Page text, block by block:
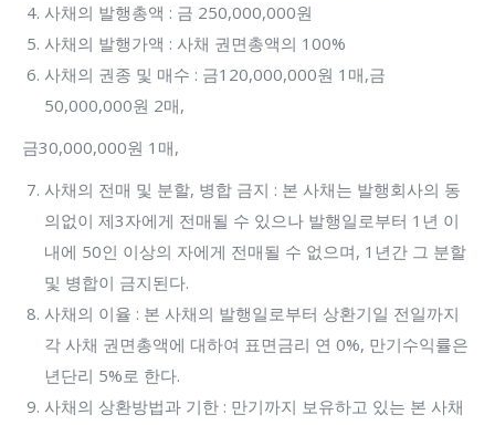
사채의 발행총액 : 금 250,000,000원
사채의 발행가액 : 사채 권면총액의 100%
사채의 권종 및 매수 : 금120,000,000원 1매,금
50,000,000원 2매,
금30,000,000원 1매,
사채의 전매 및 분할, 병합 금지 : 본 사채는 발행회사의 동
의없이 제3자에게 전매될 수 있으나 발행일로부터 1년 이
내에 50인 이상의 자에게 전매될 수 없으며, 1년간 그 분할
및 병합이 금지된다.
사채의 이율 : 본 사채의 발행일로부터 상환기일 전일까지
각 사채 권면총액에 대하여 표면금리 연 0%, 만기수익률은
년단리 5%로 한다.
사채의 상환방법과 기한 : 만기까지 보유하고 있는 본 사채